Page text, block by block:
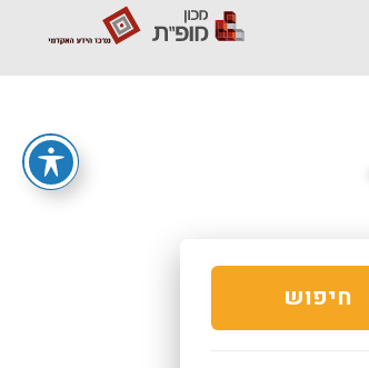
חיפוש